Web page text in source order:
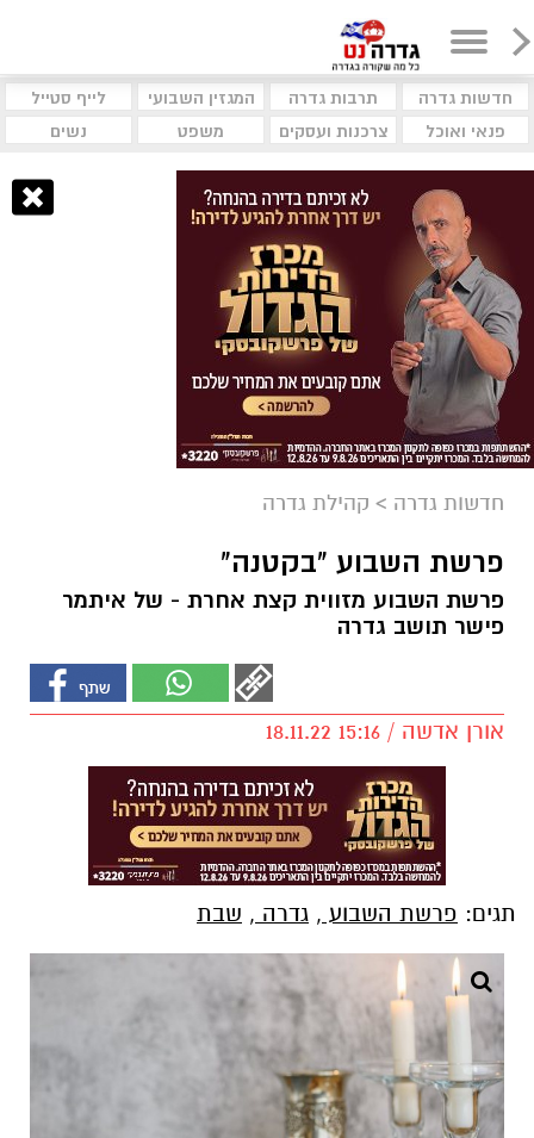
חדשות גדרה תרבות גדרה המגזין השבועי
לייף סטייל
פנאי ואוכל
צרכנות ועסקים משפט נשים
חדשות גדרה > קהילת גדרה
פרשת השבוע "בקטנה"
פרשת השבוע מזווית קצת אחרת - של איתמר
פישר תושב גדרה
אורן אדשה / 15:16 18.11.22
תגים: פרשת השבוע , גדרה , שבת